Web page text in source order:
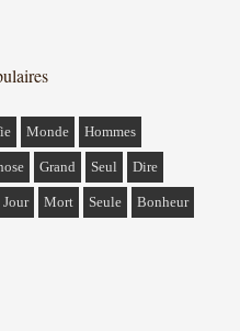
Monde Hommes
Grand Seul Dire
Jour Mort Seule Bonheur